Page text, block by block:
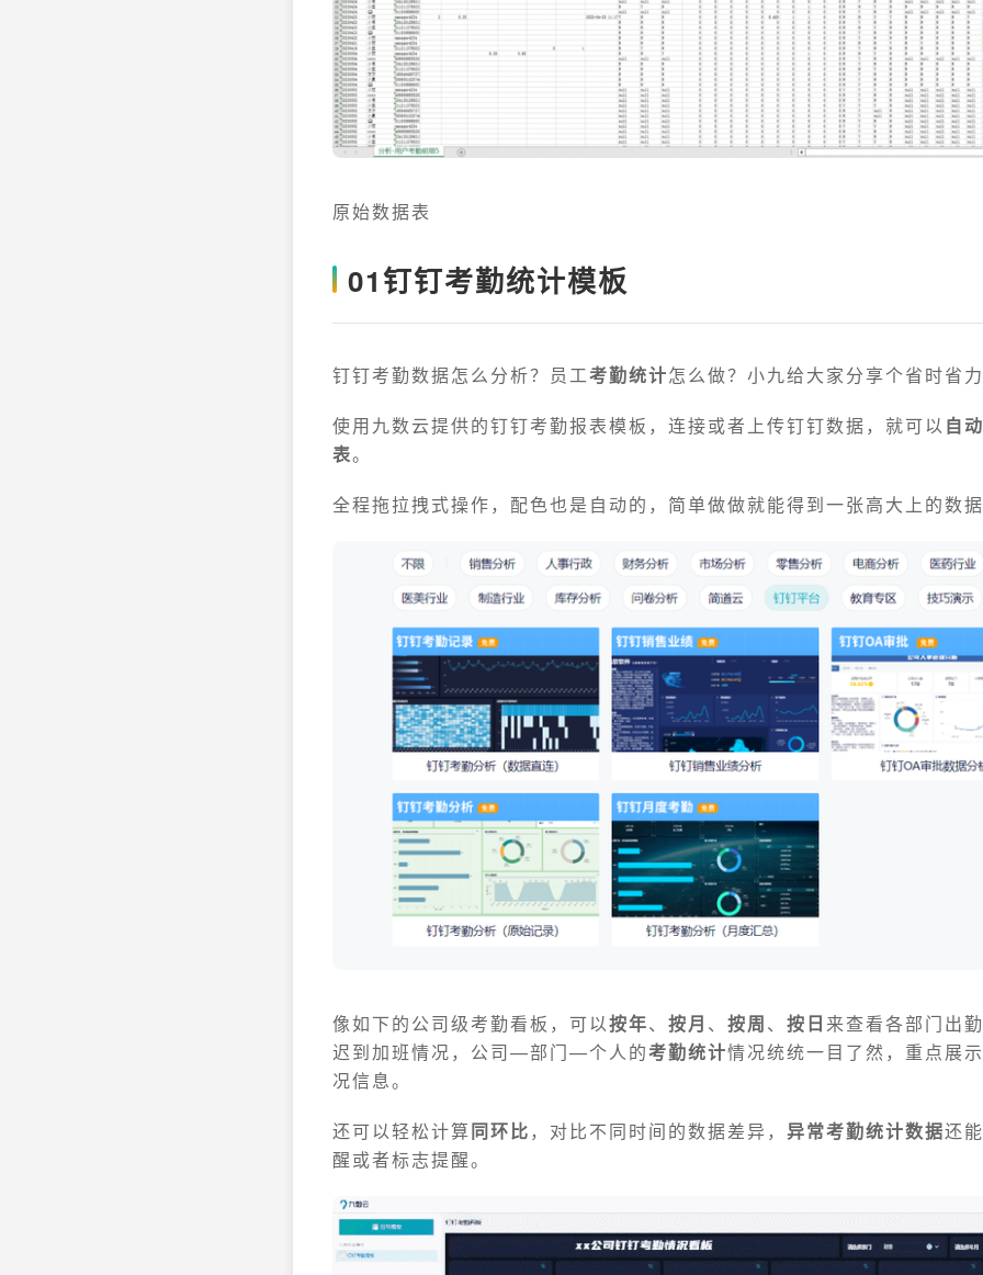
原始数据表
01钉钉考勤统计模板
钉钉考勤数据怎么分析？员工考勤统计怎么做？小九给大家分享个省时省
使用九数云提供的钉钉考勤报表模板，连接或者上传钉钉数据，就可以 自
表。
全程拖拉拽式操作，配色也是自动的，简单做做就能得到一张高大上的数
像如下的公司级考勤看板，可以按年、 按月 、 按周、 按日 来查看各部门出
迟到加班情况，公司—部门—个人的考勤统计情况统统一目了然，重点展
况信息。
还可以轻松计算同环比 ，对比不同时间的数据差异， 异常考勤统计数据还
醒或者标志提醒。